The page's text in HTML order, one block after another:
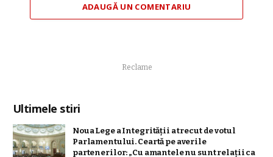
ADAUGĂ UN COMENTARIU
Reclame
Ultimele stiri
Noua Lege a Integrității a trecut de votul
Parlamentului. Ceartă pe averile
partenerilor: „Cu amantele nu sunt relații ca